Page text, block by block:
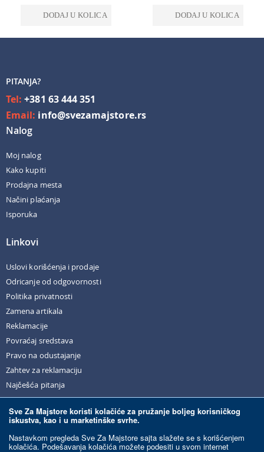
Sve Za Majstore koristi kolačiće za pružanje boljeg korisničkog
iskustva, kao i u marketinške svrhe.
Nastavkom pregleda Sve Za Majstore sajta slažete se s korišćenjem
kolačića. Podešavanja kolačića možete podesiti u svom internet
DODAJ U KOLICA DODAJ U KOLICA
PITANJA?
Tel:+381 63 444 351
Email: info@svezamajstore.rs
Nalog
Moj nalog
Kako kupiti
Prodajna mesta
Načini plaćanja
Isporuka
Linkovi
Uslovi korišćenja i prodaje
Odricanje od odgovornosti
Politika privatnosti
Zamena artikala
Reklamacije
Povraćaj sredstava
Pravo na odustajanje
Zahtev za reklamaciju
Najčešća pitanja
© Sve Za Majstore. 2026. Sva prava zadržana.